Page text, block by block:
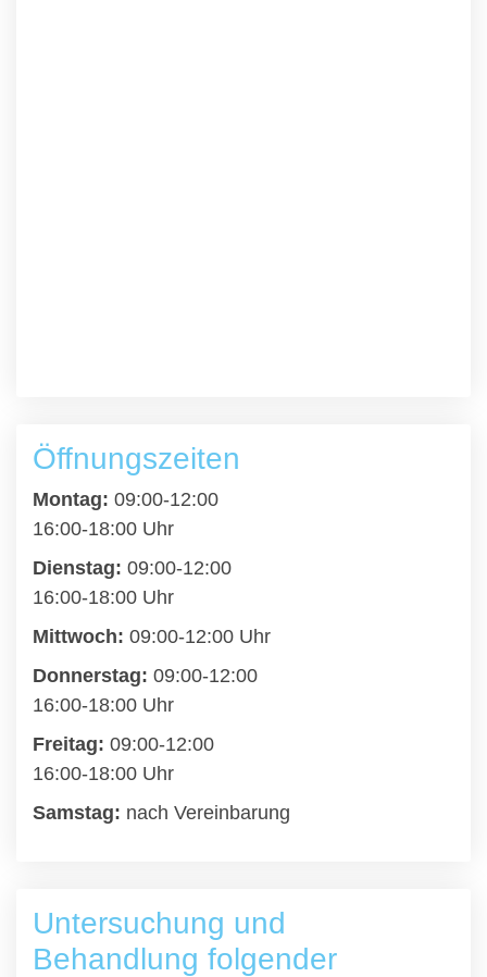
Öffnungszeiten
Montag: 09:00-12:00
16:00-18:00 Uhr
Dienstag: 09:00-12:00
16:00-18:00 Uhr
Mittwoch: 09:00-12:00 Uhr
Donnerstag: 09:00-12:00
16:00-18:00 Uhr
Freitag: 09:00-12:00
16:00-18:00 Uhr
Samstag: nach Vereinbarung
Untersuchung und
Behandlung folgender